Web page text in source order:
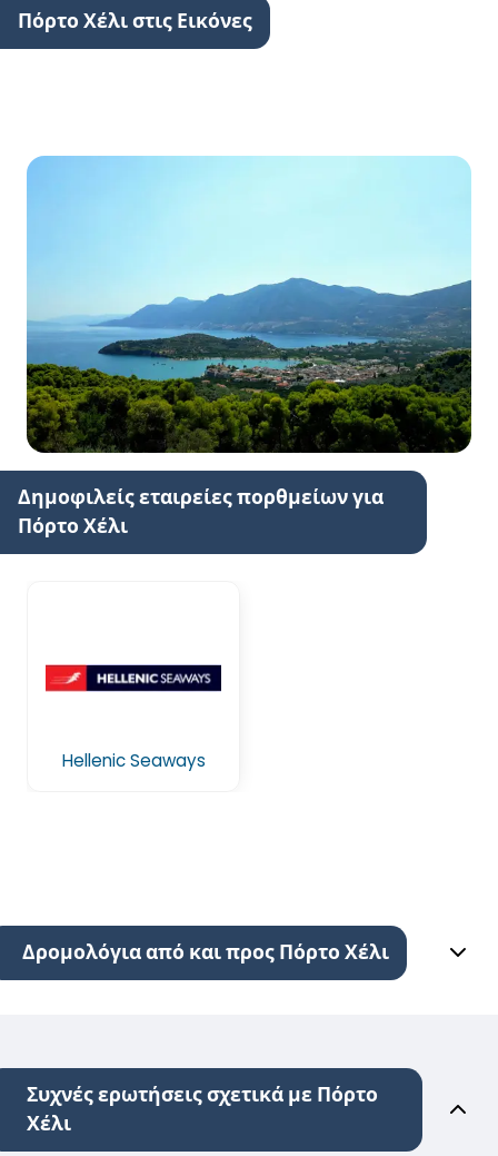
Πόρτο Χέλι στις Εικόνες
Δημοφιλείς εταιρείες πορθμείων για
Πόρτο Χέλι
Hellenic Seaways
Δρομολόγια από και προς Πόρτο Χέλι
Συχνές ερωτήσεις σχετικά με Πόρτο
Χέλι